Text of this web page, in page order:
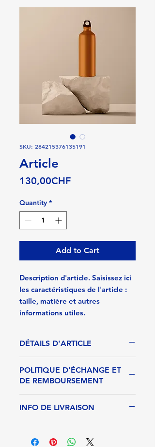
SKU: 284215376135191
Article
130,00CHFPrice
Quantity *
Add to Cart
Description d'article. Saisissez ici
les caractéristiques de l'article :
taille, matière et autres
informations utiles.
DÉTAILS D'ARTICLE
caractéristiques de l'article :
taille, matière et autres détails
utiles. Cet emplacement est
idéal pour expliquer les
POLITIQUE D'ÉCHANGE ET
DE REMBOURSEMENT
remboursement. Informez vos
INFO DE LIVRAISON
pour ajouter davantage de